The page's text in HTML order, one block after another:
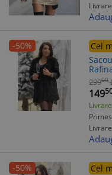
Livrare
-50%
Cel
29900
149
Livrare
-50%
Cel